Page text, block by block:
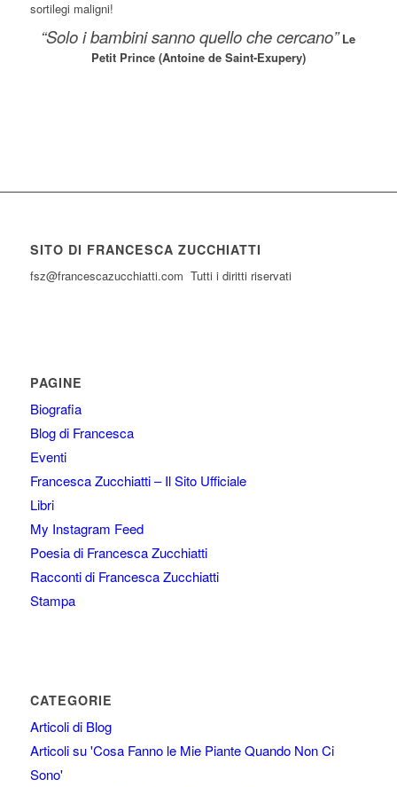
sortilegi maligni!
“Solo i bambini sanno quello che cercano” Le
Petit Prince (Antoine de Saint-Exupery)
SITO DI FRANCESCA ZUCCHIATTI
fsz@francescazucchiatti.com Tutti i diritti riservati
PAGINE
Biografia
Blog di Francesca
Eventi
Francesca Zucchiatti – Il Sito Ufficiale
Libri
My Instagram Feed
Poesia di Francesca Zucchiatti
Racconti di Francesca Zucchiatti
Stampa
CATEGORIE
Articoli di Blog
Articoli su 'Cosa Fanno le Mie Piante Quando Non Ci
Sono'